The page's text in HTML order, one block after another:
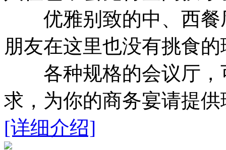
优雅别致的中、西餐
朋友在这里也没有挑食
各种规格的会议厅，
求，为你的商务宴请提
[详细介绍]